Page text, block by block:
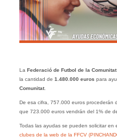
La Federació de Futbol de la
la cantidad de 1.480.000 euros para
Comunitat.
De esa cifra, 757.000 euros procederán
que 723.000 euros vendrán del 1% de
Todas las ayudas se pueden solicitar en
clubes de la web de la FFCV